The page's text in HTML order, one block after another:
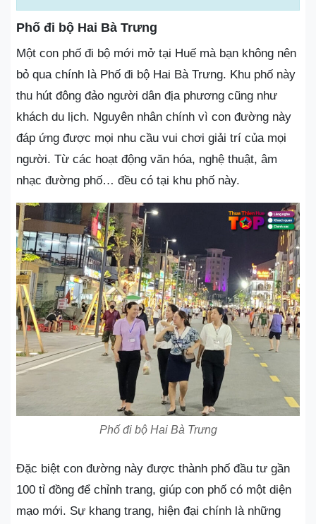
Phố đi bộ Hai Bà Trưng
Một con phố đi bộ mới mở tại Huế mà bạn không nên
bỏ qua chính là Phố đi bộ Hai Bà Trưng. Khu phố này
thu hút đông đảo người dân địa phương cũng như
khách du lịch. Nguyên nhân chính vì con đường này
đáp ứng được mọi nhu cầu vui chơi giải trí của mọi
người. Từ các hoạt động văn hóa, nghệ thuật, âm
nhạc đường phố… đều có tại khu phố này.
Phố đi bộ Hai Bà Trưng
Đặc biệt con đường này được thành phố đầu tư gần
100 tỉ đồng để chỉnh trang, giúp con phố có một diện
mạo mới. Sự khang trang, hiện đại chính là những